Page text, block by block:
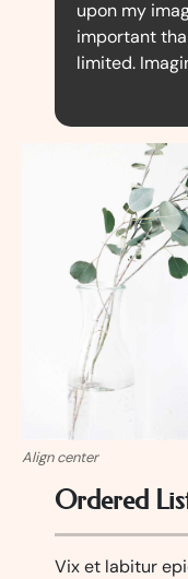
upon my
important
limited.
Align center
Ordered
Vix et labitur